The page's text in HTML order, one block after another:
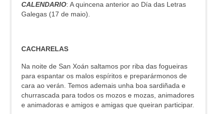
CALENDARIO: A quincena anterior ao Día das Letras
Galegas (17 de maio).
CACHARELAS
Na noite de San Xoán saltamos por riba das fogueiras
para espantar os malos espíritos e preparármonos de
cara ao verán. Temos ademais unha boa sardiñada e
churrascada para todos os mozos e mozas, animadores
e animadoras e amigos e amigas que queiran participar.